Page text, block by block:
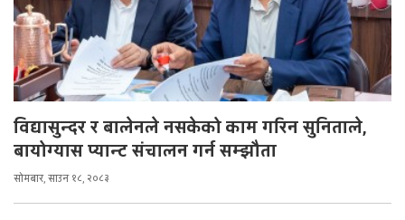
विद्यासुन्दर र बालेनले नसकेको काम गरिन सुनिताले,
बायोग्यास प्यान्ट संचालन गर्न सम्झौता
सोमबार, साउन १८, २०८३